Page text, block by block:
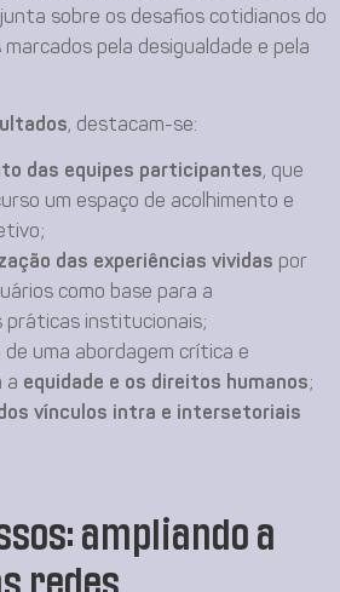
sobre os desafios cotidianos do
pela desigualdade e pela
, destacam-se:
das equipes participantes, que
um espaço de acolhimento e
das experiências vividas por
como base para a
práticas institucionais;
de uma abordagem crítica e
a equidade e os direitos humanos;
vínculos intra e intersetoriais
ampliando a
redes